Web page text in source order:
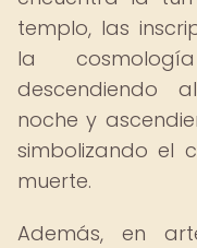
templo, las
la
descendiendo
noche y
simbolizando el
muerte.
Además, en